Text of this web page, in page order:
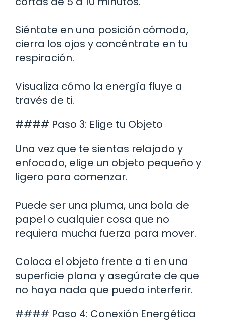
Siéntate en una posición cómoda,
cierra los ojos y concéntrate en tu
respiración.
Visualiza cómo la energía fluye a
través de ti.
#### Paso 3: Elige tu Objeto
Una vez que te sientas relajado y
enfocado, elige un objeto pequeño y
ligero para comenzar.
Puede ser una pluma, una bola de
papel o cualquier cosa que no
requiera mucha fuerza para mover.
Coloca el objeto frente a ti en una
superficie plana y asegúrate de que
no haya nada que pueda interferir.
#### Paso 4: Conexión Energética